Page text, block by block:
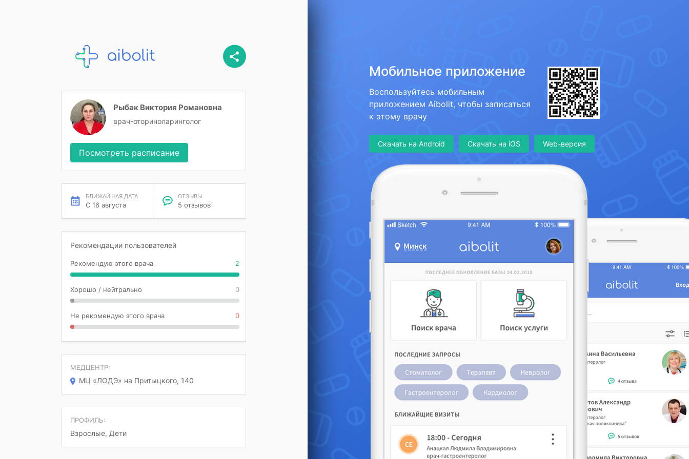
Мобильное приложение
Воспользуйтесь мобильным
приложением Aibolit, чтобы записаться
к этому врачу
Скачать на Android Скачать на iOS Web-версия
Рыбак Виктория Романовна
врач-оториноларинголог
Посмотреть расписание
БЛИЖАЙШАЯ ДАТА
С 16 августа
ОТЗЫВЫ
5 отзывов
Рекомендации пользователей
Рекомендую этого врача 2
Хорошо / нейтрально 0
Не рекомендую этого врача 0
МЕДЦЕНТР:
МЦ «ЛОДЭ» на Притыцкого, 140
ПРОФИЛЬ:
Взрослые, Дети